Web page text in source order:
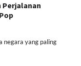
Perjalanan
negara yang paling